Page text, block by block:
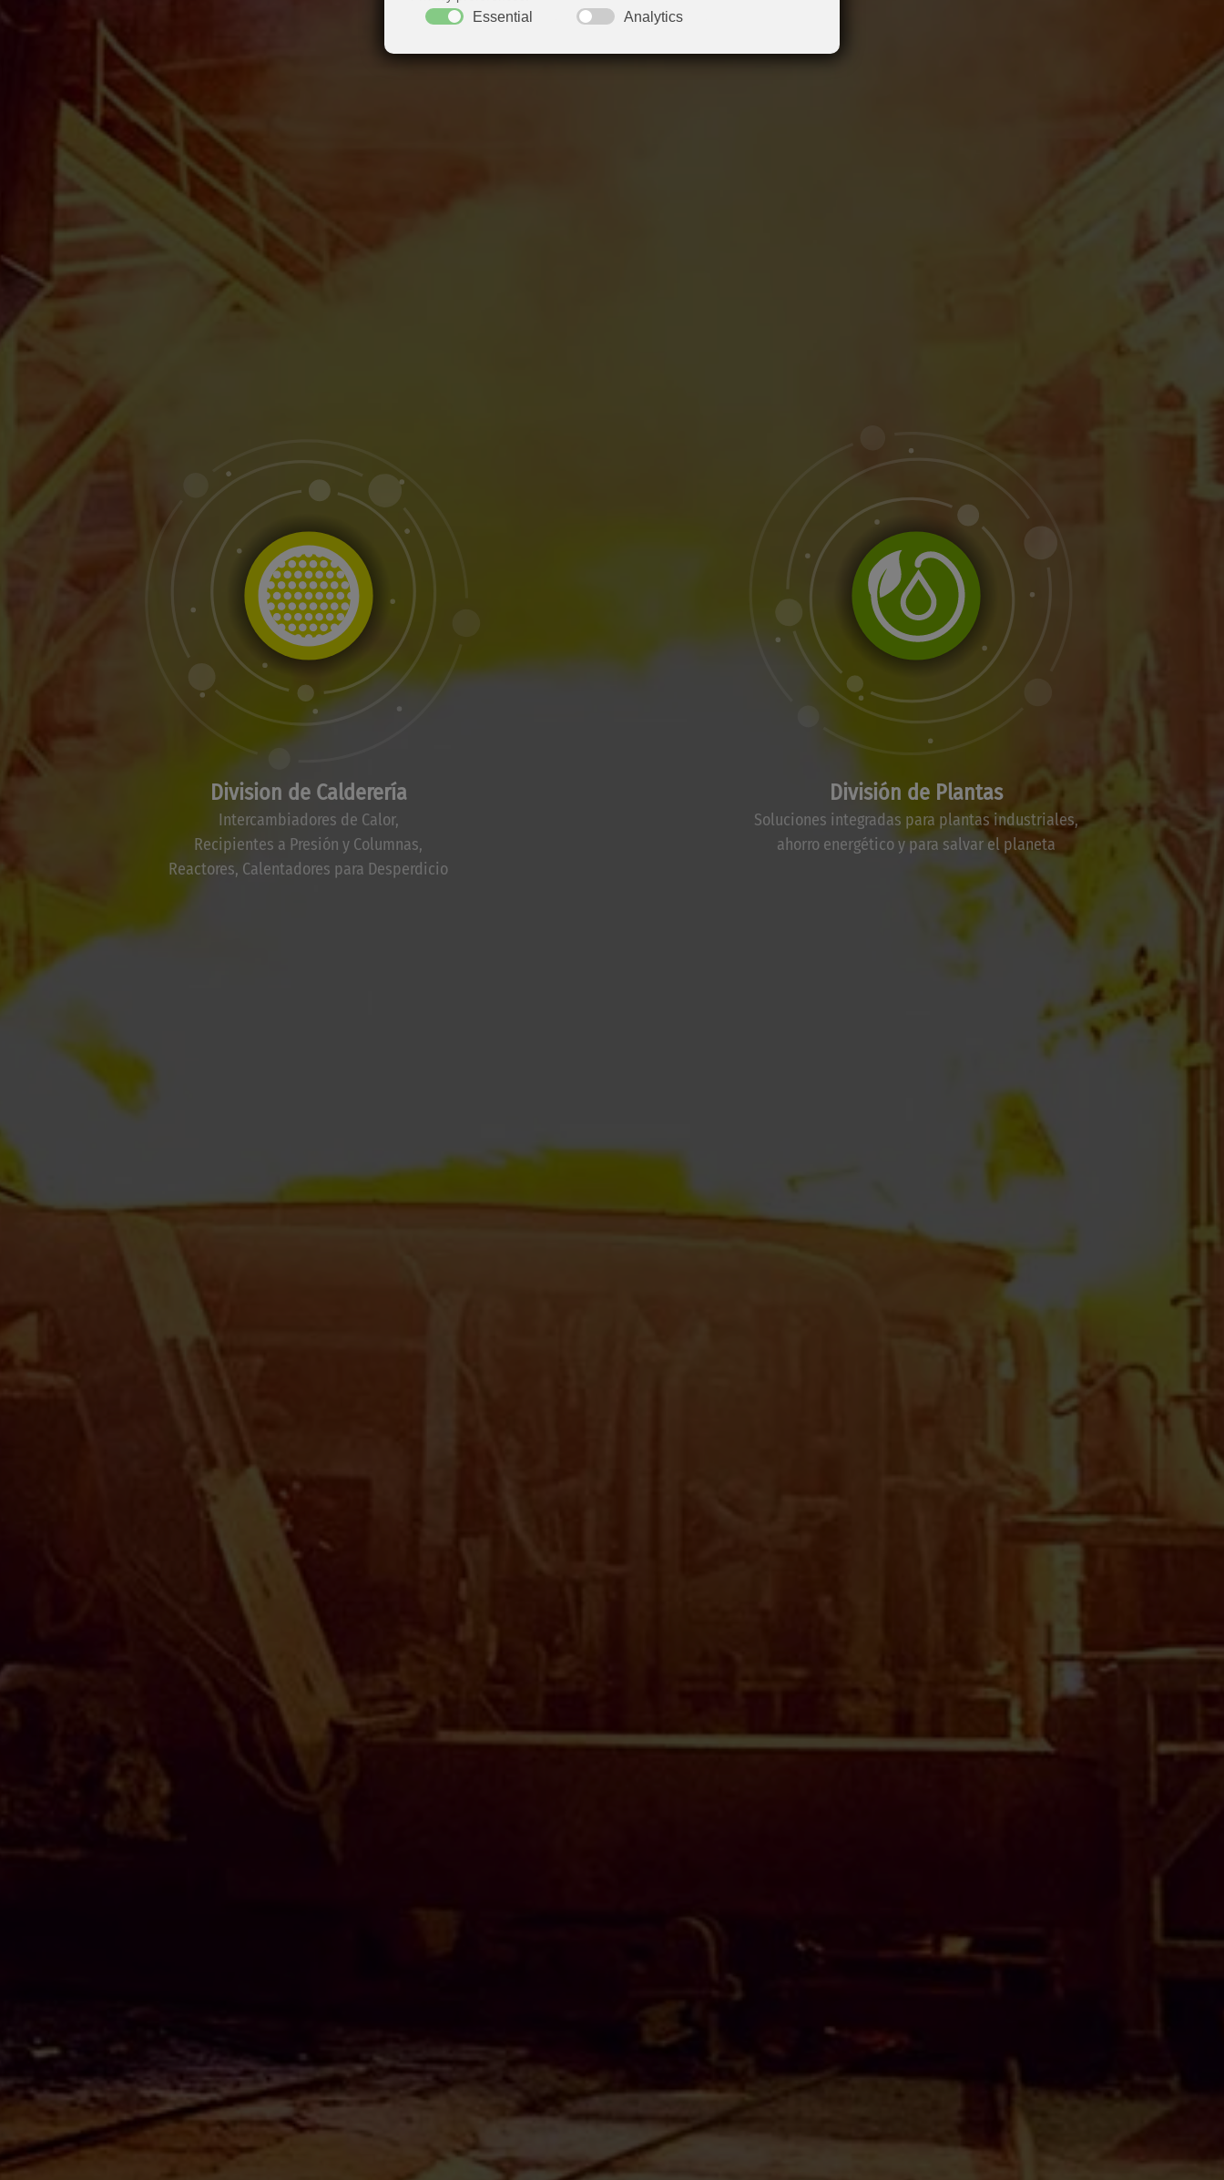
Division de Calderería
Intercambiadores de Calor,
Recipientes a Presión y Columnas,
Reactores, Calentadores para Desperdicio
División de Plantas
Soluciones integradas para plantas industriales,
ahorro energético y para salvar el planeta